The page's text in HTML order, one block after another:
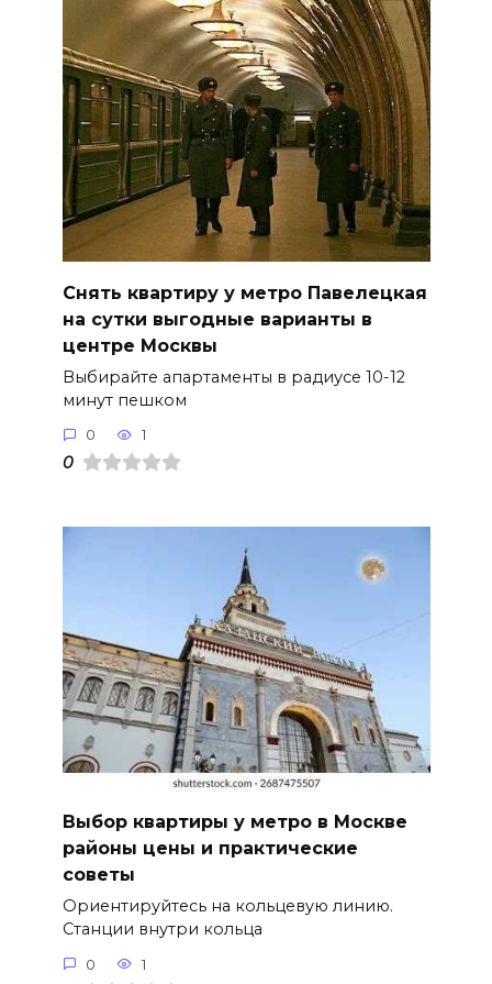
Снять квартиру у метро Павелецкая
на сутки выгодные варианты в
центре Москвы
Выбирайте апартаменты в радиусе 10-12
минут пешком
0 1
0
Выбор квартиры у метро в Москве
районы цены и практические
советы
Ориентируйтесь на кольцевую линию.
Станции внутри кольца
0 1